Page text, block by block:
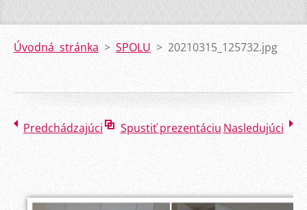
Úvodná stránka > SPOLU > 20210315_125732.jpg
Predchádzajúci Spustiť prezentáciu Nasledujúci